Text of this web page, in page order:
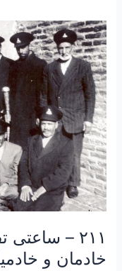
خادمان و
۲۱۱
–
ساعتی
تفکر
۷۳
“عهد
و
پیمان
خادمان
و
خادمیاران
حرم
های
شریف”